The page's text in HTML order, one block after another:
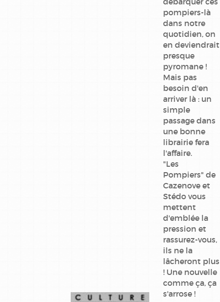
pompiers-là
dans notre
quotidien, on
en deviendrait
presque
pyromane !
Mais pas
besoin d'en
arriver là : un
simple
passage dans
une bonne
librairie fera
l'affaire.
"Les
Pompiers" de
Cazenove et
Stédo vous
mettent
d'emblée la
pression et
rassurez-vous,
ils ne la
lâcheront plus
! Une nouvelle
comme ça, ça
s'arrose !